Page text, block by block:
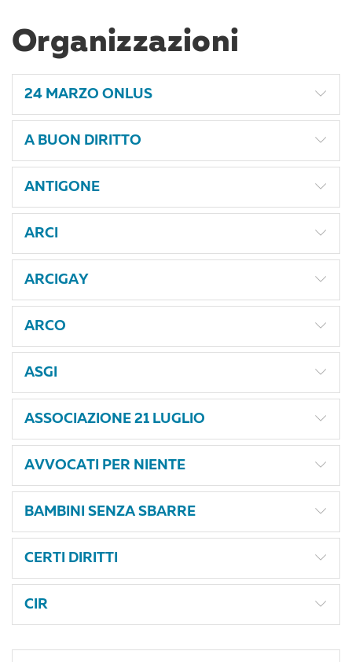
Organizzazioni
24 MARZO ONLUS
A BUON DIRITTO
ANTIGONE
ARCI
ARCIGAY
ARCO
ASGI
ASSOCIAZIONE 21 LUGLIO
AVVOCATI PER NIENTE
BAMBINI SENZA SBARRE
CERTI DIRITTI
CIR